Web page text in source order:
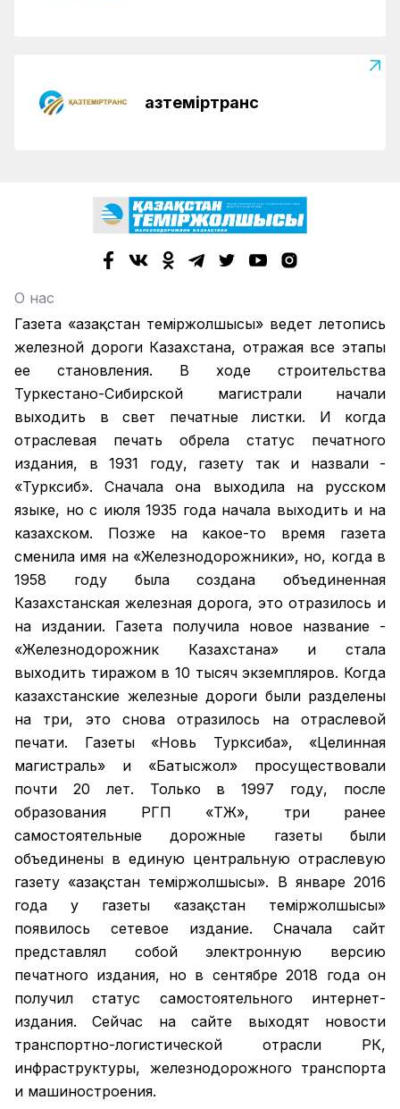
Қазтеміртранс
О нас
Газета «Қазақстан теміржолшысы» ведет летопись
железной дороги Казахстана, отражая все этапы
ее становления. В ходе строительства
Туркестано-Сибирской магистрали начали
выходить в свет печатные листки. И когда
отраслевая печать обрела статус печатного
издания, в 1931 году, газету так и назвали -
«Турксиб». Сначала она выходила на русском
языке, но с июля 1935 года начала выходить и на
казахском. Позже на какое-то время газета
сменила имя на «Железнодорожники», но, когда в
1958 году была создана объединенная
Казахстанская железная дорога, это отразилось и
на издании. Газета получила новое название -
«Железнодорожник Казахстана» и стала
выходить тиражом в 10 тысяч экземпляров. Когда
казахстанские железные дороги были разделены
на три, это снова отразилось на отраслевой
печати. Газеты «Новь Турксиба», «Целинная
магистраль» и «Батысжол» просуществовали
почти 20 лет. Только в 1997 году, после
образования РГП «ҚТЖ», три ранее
самостоятельные дорожные газеты были
объединены в единую центральную отраслевую
газету «Қазақстан темiржолшысы». В январе 2016
года у газеты «Қазақстан теміржолшысы»
появилось сетевое издание. Сначала сайт
представлял собой электронную версию
печатного издания, но в сентябре 2018 года он
получил статус самостоятельного интернет-
издания. Сейчас на сайте выходят новости
транспортно-логистической отрасли РК,
инфраструктуры, железнодорожного транспорта
и машиностроения.